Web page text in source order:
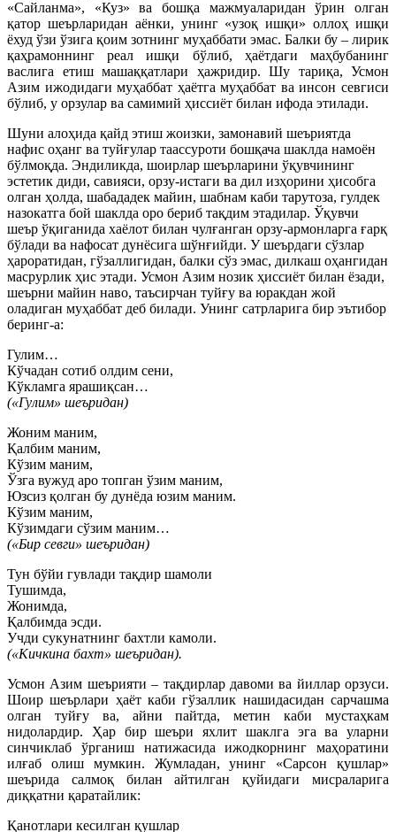
«Сайланма», «Куз» ва бошқа мажмуаларидан ўрин олган
қатор шеърларидан аёнки, унинг «узоқ ишқи» оллоҳ ишқи
ёхуд ўзи ўзига қоим зотнинг муҳаббати эмас. Балки бу – лирик
қаҳрамоннинг реал ишқи бўлиб, ҳаётдаги маҳбубанинг
васлига етиш машаққатлари ҳажридир. Шу тариқа, Усмон
Азим ижодидаги муҳаббат ҳаётга муҳаббат ва инсон севгиси
бўлиб, у орзулар ва самимий ҳиссиёт билан ифода этилади.
Шуни алоҳида қайд этиш жоизки, замонавий шеъриятда
нафис оҳанг ва туйғулар таассуроти бошқача шаклда намоён
бўлмоқда. Эндиликда, шоирлар шеърларини ўқувчининг
эстетик диди, савияси, орзу-истаги ва дил изҳорини ҳисобга
олган ҳолда, шабададек майин, шабнам каби тарутоза, гулдек
назокатга бой шаклда оро бериб тақдим этадилар. Ўқувчи
шеър ўқиганида хаёлот билан чулғанган орзу-армонларга ғарқ
бўлади ва нафосат дунёсига шўнғийди. У шеърдаги сўзлар
ҳароратидан, гўзаллигидан, балки сўз эмас, дилкаш оҳангидан
масрурлик ҳис этади. Усмон Азим нозик ҳиссиёт билан ёзади,
шеърни майин наво, таъсирчан туйғу ва юракдан жой
оладиган муҳаббат деб билади. Унинг сатрларига бир эътибор
беринг-а:
Гулим…
Кўчадан сотиб олдим сени,
Кўкламга ярашиқсан…
(«Гулим» шеъридан)
Жоним маним,
Қалбим маним,
Кўзим маним,
Ўзга вужуд аро топган ўзим маним,
Юзсиз қолган бу дунёда юзим маним.
Кўзим маним,
Кўзимдаги сўзим маним…
(«Бир севги» шеъридан)
Тун бўйи гувлади тақдир шамоли
Тушимда,
Жонимда,
Қалбимда эсди.
Учди сукунатнинг бахтли камоли.
(«Кичкина бахт» шеъридан).
Усмон Азим шеърияти – тақдирлар давоми ва йиллар орзуси.
Шоир шеърлари ҳаёт каби гўзаллик нашидасидан сарчашма
олган туйғу ва, айни пайтда, метин каби мустаҳкам
нидолардир. Ҳар бир шеъри яхлит шаклга эга ва уларни
синчиклаб ўрганиш натижасида ижодкорнинг маҳоратини
илғаб олиш мумкин. Жумладан, унинг «Сарсон қушлар»
шеърида салмоқ билан айтилган қуйидаги мисраларига
диққатни қаратайлик:
Қанотлари кесилган қушлар